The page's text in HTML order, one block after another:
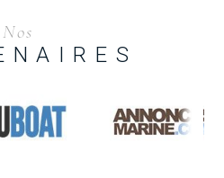
Nos